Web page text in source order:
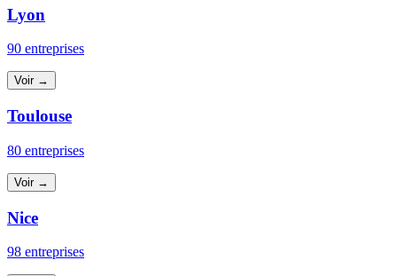
Lyon
90 entreprises
Voir →
Toulouse
80 entreprises
Voir →
Nice
98 entreprises